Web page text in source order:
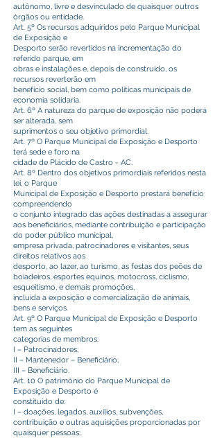
autônomo, livre e desvinculado de quaisquer outros
órgãos ou entidade.
Art. 5º Os recursos adquiridos pelo Parque Municipal
de Exposição e
Desporto serão revertidos na incrementação do
referido parque, em
obras e instalações e, depois de construído, os
recursos reverterão em
benefício social, bem como politicas municipais de
economia solidaria.
Art. 6º A natureza do parque de exposição não poderá
ser alterada, sem
suprimentos o seu objetivo primordial.
Art. 7º O Parque Municipal de Exposição e Desporto
terá sede e foro na
cidade de Plácido de Castro - AC.
Art. 8º Dentro dos objetivos primordiais referidos nesta
lei, o Parque
Municipal de Exposição e Desporto prestará benefício
compreendendo
o conjunto integrado das ações destinadas a assegurar
aos beneficiários, mediante contribuição e participação
do poder público municipal,
empresa privada, patrocinadores e visitantes, seus
direitos relativos aos
desporto, ao lazer, ao turismo, as festas dos peões de
boiadeiros, esportes equinos, motocross, ciclismo,
esqueitismo, e demais promoções,
incluída a exposição e comercialização de animais,
bens e serviços.
Art. 9º O Parque Municipal de Exposição e Desporto
tem as seguintes
categorias de membros:
I – Patrocinadores;
II – Mantenedor – Beneficiário;
III – Beneficiário.
Art. 10 O patrimônio do Parque Municipal de
Exposição e Desporto é
constituído de:
I – doações, legados, auxílios, subvenções,
contribuição e outras aquisições proporcionadas por
quaisquer pessoas;